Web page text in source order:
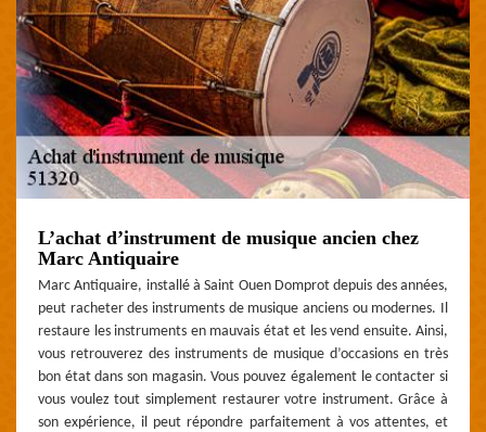
L’achat d’instrument de musique ancien chez
Marc Antiquaire
Marc Antiquaire, installé à Saint Ouen Domprot depuis des années,
peut racheter des instruments de musique anciens ou modernes. Il
restaure les instruments en mauvais état et les vend ensuite. Ainsi,
vous retrouverez des instruments de musique d’occasions en très
bon état dans son magasin. Vous pouvez également le contacter si
vous voulez tout simplement restaurer votre instrument. Grâce à
son expérience, il peut répondre parfaitement à vos attentes, et